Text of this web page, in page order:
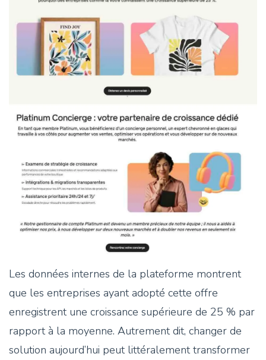
Les données internes de la plateforme montrent
que les entreprises ayant adopté cette offre
enregistrent une croissance supérieure de 25 % par
rapport à la moyenne. Autrement dit, changer de
solution aujourd’hui peut littéralement transformer